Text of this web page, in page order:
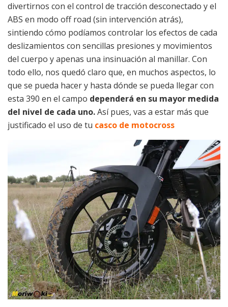
divertirnos con el control de tracción desconectado y el
ABS en modo off road (sin intervención atrás),
sintiendo cómo podíamos controlar los efectos de cada
deslizamientos con sencillas presiones y movimientos
del cuerpo y apenas una insinuación al manillar. Con
todo ello, nos quedó claro que, en muchos aspectos, lo
que se pueda hacer y hasta dónde se pueda llegar con
esta 390 en el campo dependerá en su mayor medida
del nivel de cada uno.Así pues, vas a estar más que
justificado el uso de tu casco de motocross